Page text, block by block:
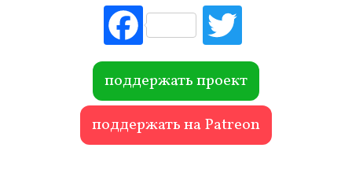
Fac
ebo
ok r
поддержать проект
поддержать на Patreon